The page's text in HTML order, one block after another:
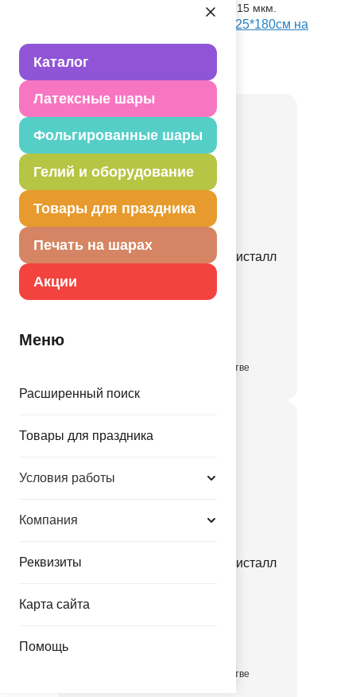
Каталог
Латексные шары
Фольгированные шары
Гелий и оборудование
Товары для праздника
Печать на шарах
Акции
Меню
Расширенный поиск
Товары для праздника
Условия работы
Компания
Реквизиты
Карта сайта
Помощь
латексных шаров 12". Плотность пакета 15 мкм.
Посмотреть Пакет д/надутых шаров 125*180см на
Портале оптовых закупок
Товар из коллекции Прозрачная
ПД BUBBLE Б/РИС 16" Кристалл
1204-1810
в достаточном количестве
ПД BUBBLE Б/РИС 16" Кристалл
в достаточном количестве